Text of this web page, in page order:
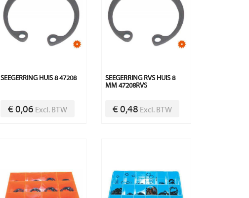
SEEGERRING HUIS 8 47208
€ 0,06 Excl. BTW
SEEGERRING RVS HUIS 8
MM 47208RVS
€ 0,48 Excl. BTW